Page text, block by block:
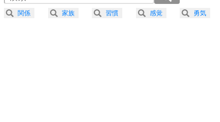
プラス思考
2.5倍速 （186KB 47秒）
3.0倍速 （155KB 39秒）
関係 家族 習慣 感覚 勇気